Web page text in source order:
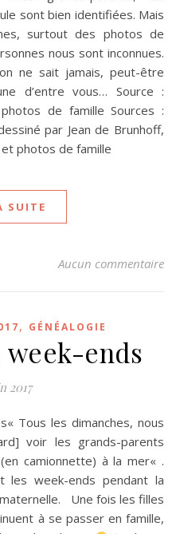
sont bien identifiées. Mais
surtout des photos de
nous sont inconnues.
ne sait jamais, peut-être
d’entre vous… Source :
de famille Sources :
par Jean de Brunhoff,
photos de famille
SUITE
Aucun commentaire
, GÉNÉALOGIE
ends
2017
voir les grands-parents
camionnette) à la mer« .
les week-ends pendant la
Une fois les filles
à se passer en famille,